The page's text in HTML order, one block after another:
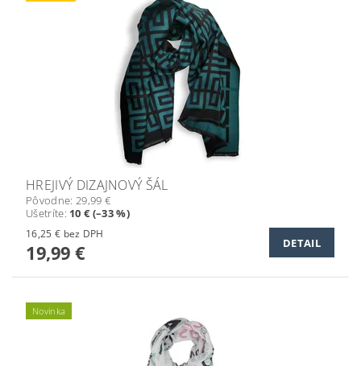
HREJIVÝ DIZAJNOVÝ ŠÁL
Pôvodne: 29,99 €
Ušetríte: 10 € (–33 %)
16,25 € bez DPH
19,99 € DETAIL
Novinka